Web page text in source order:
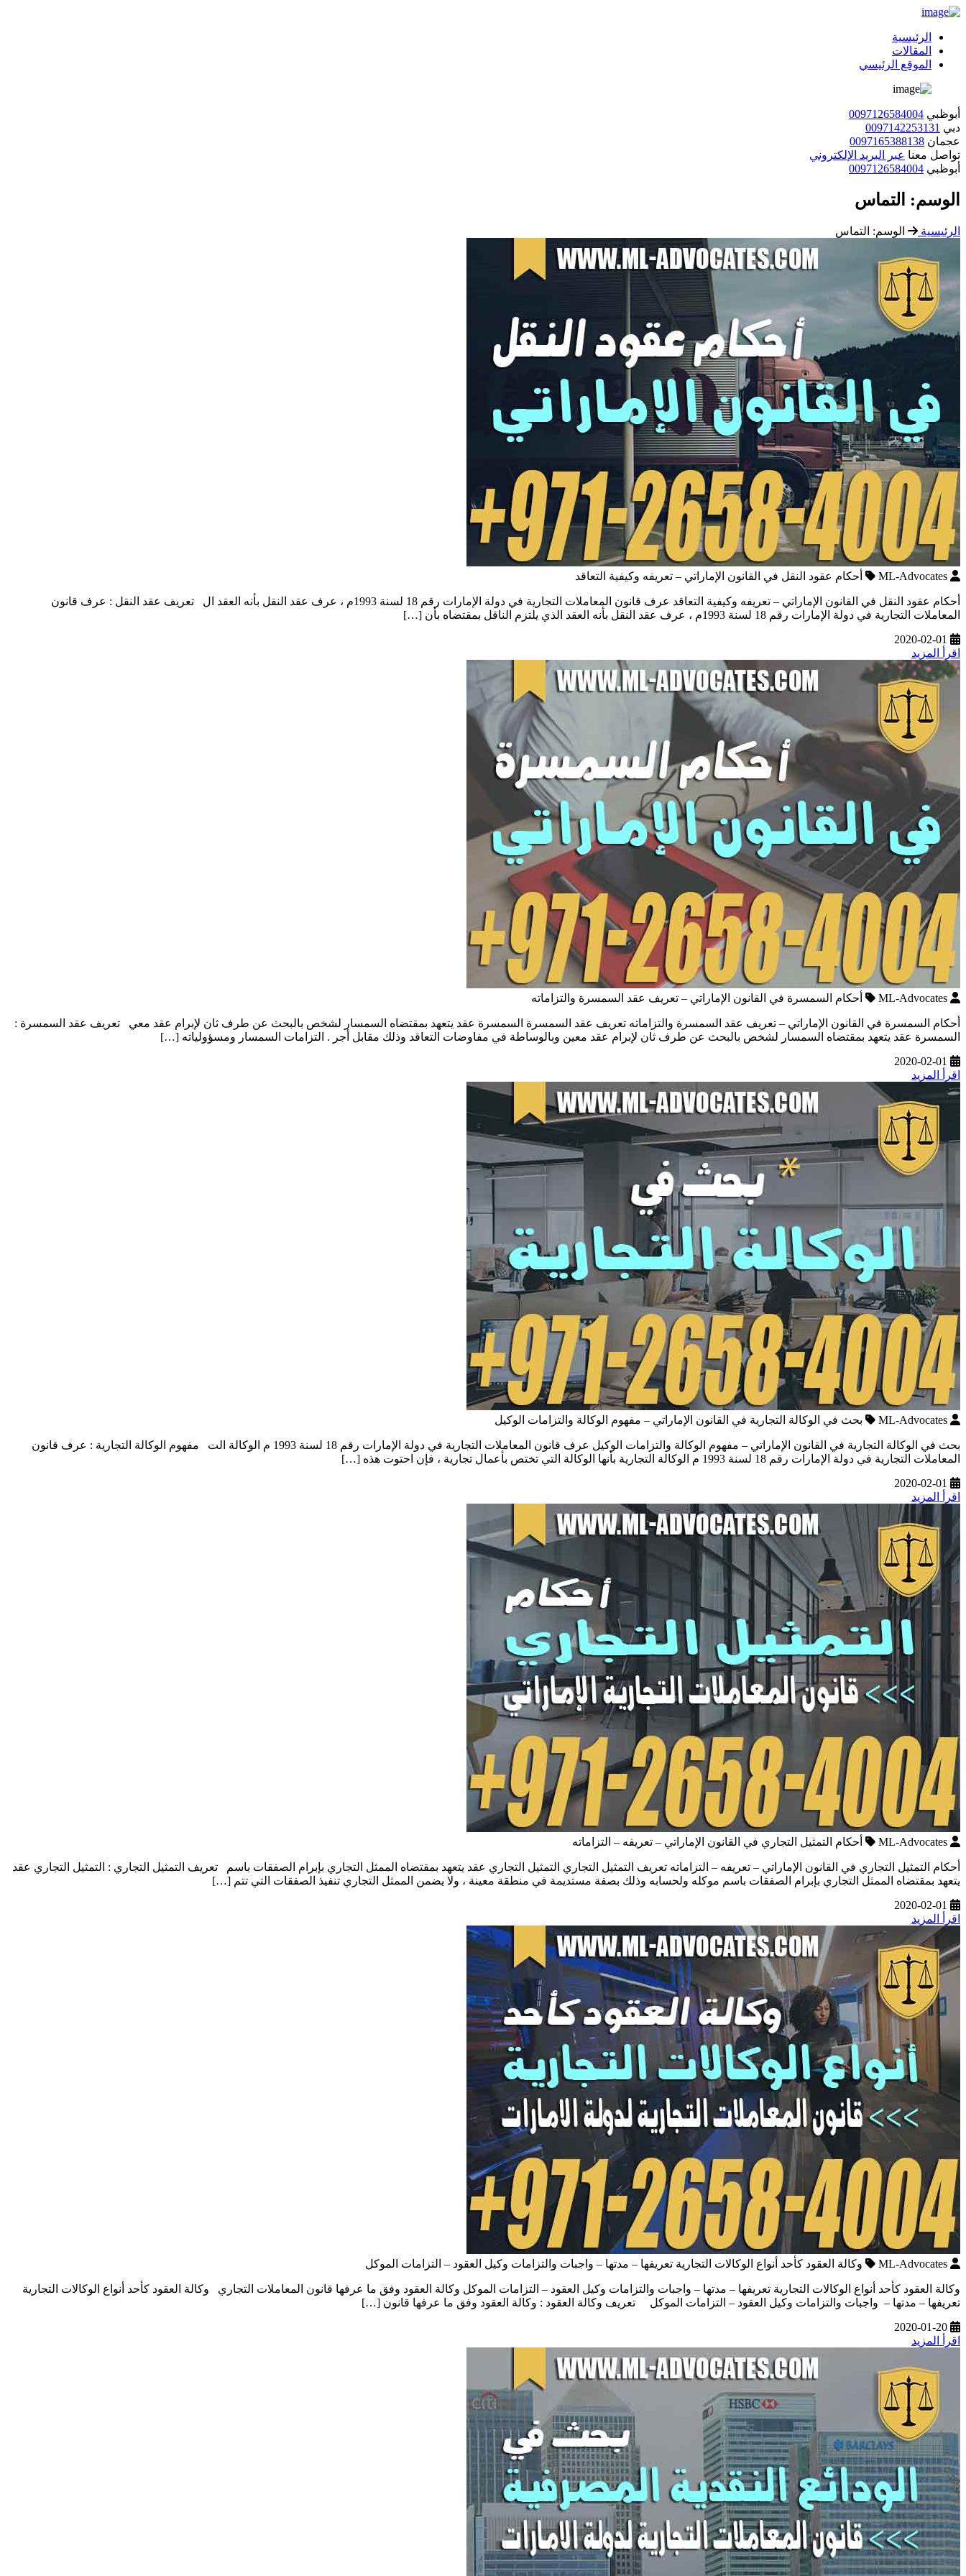
الرئيسية
المقالات
الموقع الرئيسي
أبوظبي 0097126584004
دبي 0097142253131
عجمان 0097165388138
تواصل معنا عبر البريد الإلكتروني
أبوظبي 0097126584004
الوسم: التماس
الرئيسية الوسم: التماس
ML-Advocates أحكام عقود النقل في القانون الإماراتي – تعريفه وكيفية التعاقد
أحكام عقود النقل في القانون الإماراتي – تعريفه وكيفية التعاقد عرف قانون المعاملات التجارية في دولة الإمارات رقم 18 لسنة 1993م ، عرف عقد النقل بأنه العقد ال تعريف عقد النقل : عرف قانون
المعاملات التجارية في دولة الإمارات رقم 18 لسنة 1993م ، عرف عقد النقل بأنه العقد الذي يلتزم الناقل بمقتضاه بأن […]
2020-02-01
اقرأ المزيد
ML-Advocates أحكام السمسرة في القانون الإماراتي – تعريف عقد السمسرة والتزاماته
أحكام السمسرة في القانون الإماراتي – تعريف عقد السمسرة والتزاماته تعريف عقد السمسرة السمسرة عقد يتعهد بمقتضاه السمسار لشخص بالبحث عن طرف ثان لإبرام عقد معي تعريف عقد السمسرة :
السمسرة عقد يتعهد بمقتضاه السمسار لشخص بالبحث عن طرف ثان لإبرام عقد معين وبالوساطة في مفاوضات التعاقد وذلك مقابل أجر . التزامات السمسار ومسؤولياته […]
2020-02-01
اقرأ المزيد
ML-Advocates بحث في الوكالة التجارية في القانون الإماراتي – مفهوم الوكالة والتزامات الوكيل
بحث في الوكالة التجارية في القانون الإماراتي – مفهوم الوكالة والتزامات الوكيل عرف قانون المعاملات التجارية في دولة الإمارات رقم 18 لسنة 1993 م الوكالة الت مفهوم الوكالة التجارية : عرف قانون
المعاملات التجارية في دولة الإمارات رقم 18 لسنة 1993 م الوكالة التجارية بأنها الوكالة التي تختص بأعمال تجارية ، فإن احتوت هذه […]
2020-02-01
اقرأ المزيد
ML-Advocates أحكام التمثيل التجاري في القانون الإماراتي – تعريفه – التزاماته
أحكام التمثيل التجاري في القانون الإماراتي – تعريفه – التزاماته تعريف التمثيل التجاري التمثيل التجاري عقد يتعهد بمقتضاه الممثل التجاري بإبرام الصفقات باسم تعريف التمثيل التجاري : التمثيل التجاري عقد
يتعهد بمقتضاه الممثل التجاري بإبرام الصفقات باسم موكله ولحسابه وذلك بصفة مستديمة في منطقة معينة ، ولا يضمن الممثل التجاري تنفيذ الصفقات التي تتم […]
2020-02-01
اقرأ المزيد
ML-Advocates وكالة العقود كأحد أنواع الوكالات التجارية تعريفها – مدتها – واجبات والتزامات وكيل العقود – التزامات الموكل
وكالة العقود كأحد أنواع الوكالات التجارية تعريفها – مدتها – واجبات والتزامات وكيل العقود – التزامات الموكل وكالة العقود وفق ما عرفها قانون المعاملات التجاري وكالة العقود كأحد أنواع الوكالات التجارية
تعريفها – مدتها – واجبات والتزامات وكيل العقود – التزامات الموكل تعريف وكالة العقود : وكالة العقود وفق ما عرفها قانون […]
2020-01-20
اقرأ المزيد